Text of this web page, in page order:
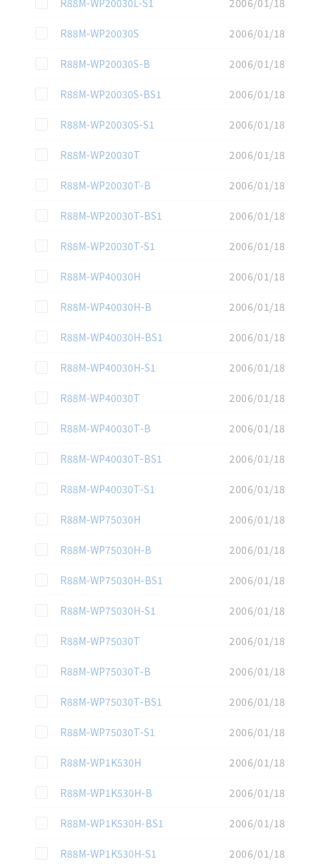
この資料を選択
R88M-WP20030S
2006/01/18
この資料を選択
R88M-WP20030S-B
2006/01/18
この資料を選択
R88M-WP20030S-BS1
2006/01/18
この資料を選択
R88M-WP20030S-S1
2006/01/18
この資料を選択
R88M-WP20030T
2006/01/18
この資料を選択
R88M-WP20030T-B
2006/01/18
この資料を選択
R88M-WP20030T-BS1
2006/01/18
この資料を選択
R88M-WP20030T-S1
2006/01/18
この資料を選択
R88M-WP40030H
2006/01/18
この資料を選択
R88M-WP40030H-B
2006/01/18
この資料を選択
R88M-WP40030H-BS1
2006/01/18
この資料を選択
R88M-WP40030H-S1
2006/01/18
この資料を選択
R88M-WP40030T
2006/01/18
この資料を選択
R88M-WP40030T-B
2006/01/18
この資料を選択
R88M-WP40030T-BS1
2006/01/18
この資料を選択
R88M-WP40030T-S1
2006/01/18
この資料を選択
R88M-WP75030H
2006/01/18
この資料を選択
R88M-WP75030H-B
2006/01/18
この資料を選択
R88M-WP75030H-BS1
2006/01/18
この資料を選択
R88M-WP75030H-S1
2006/01/18
この資料を選択
R88M-WP75030T
2006/01/18
この資料を選択
R88M-WP75030T-B
2006/01/18
この資料を選択
R88M-WP75030T-BS1
2006/01/18
この資料を選択
R88M-WP75030T-S1
2006/01/18
この資料を選択
R88M-WP1K530H
2006/01/18
この資料を選択
R88M-WP1K530H-B
2006/01/18
この資料を選択
R88M-WP1K530H-BS1
2006/01/18
この資料を選択
R88M-WP1K530H-S1
2006/01/18